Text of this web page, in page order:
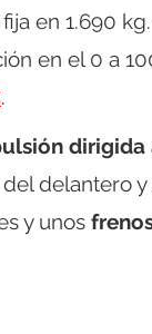
en 1.690
en el 0 a
.
dirigida
delantero
y unos